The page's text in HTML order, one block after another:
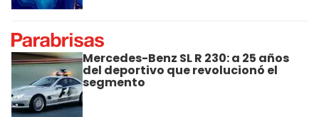
Mercedes-Benz SL R 230: a 25 años
del deportivo que revolucionó el
segmento